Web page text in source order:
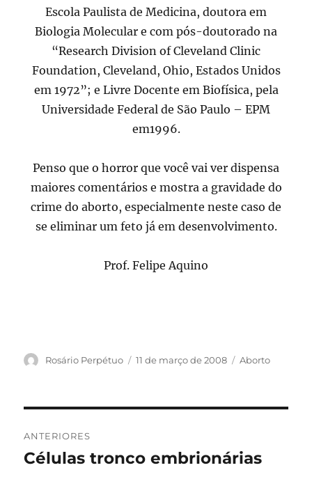
Escola Paulista de Medicina, doutora em
Biologia Molecular e com pós-doutorado na
“Research Division of Cleveland Clinic
Foundation, Cleveland, Ohio, Estados Unidos
em 1972”; e Livre Docente em Biofísica, pela
Universidade Federal de São Paulo – EPM
em1996.
Penso que o horror que você vai ver dispensa
maiores comentários e mostra a gravidade do
crime do aborto, especialmente neste caso de
se eliminar um feto já em desenvolvimento.
Prof. Felipe Aquino
Autor
Rosário Perpétuo
Publicado
11 de março de 2008 Categorias
Aborto
de
ANTERIORES
Post
Células tronco embrionárias